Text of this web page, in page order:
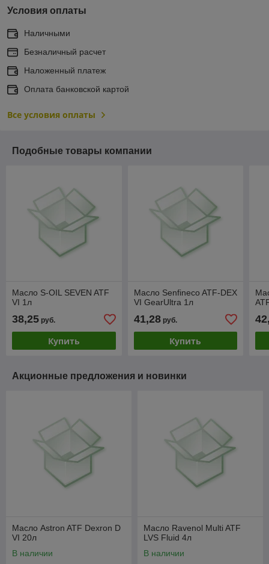
Условия оплаты
Наличными
Безналичный расчет
Наложенный платеж
Оплата банковской картой
Все условия оплаты
Подобные товары компании
Масло S-OIL SEVEN ATF
VI 1л
38,25 руб.
Купить
Масло Senfineco ATF-DEX
VI GearUltra 1л
41,28руб.
Купить
Акционные предложения и новинки
Масло Astron ATF Dexron D
VI 20л
В наличии
Масло Ravenol Multi ATF
LVS Fluid 4л
В наличии